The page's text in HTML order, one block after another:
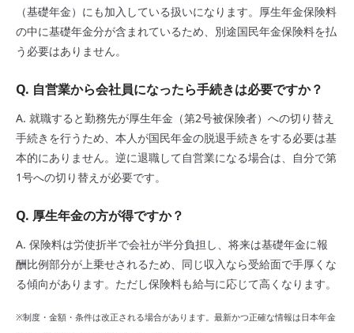
（基礎年金）にも加入している扱いになります。厚生年金保険料
の中に基礎年金分が含まれているため、別途国民年金保険料を払
う必要はありません。
Q. 自営業から会社員になったら手続きは必要ですか？
A. 就職すると勤務先が厚生年金（第2号被保険者）への切り替え
手続きを行うため、本人が国民年金の脱退手続きをする必要は基
本的にありません。逆に退職して自営業になる場合は、自分で第
1号への切り替えが必要です。
Q. 厚生年金の方が得ですか？
A. 保険料は労使折半で会社が半分負担し、将来は基礎年金に報
酬比例部分が上乗せされるため、同じ収入なら受給面で手厚くな
る傾向があります。ただし保険料も給与に応じて高くなります。
※制度・金額・条件は改正される場合があります。最新かつ正確な情報は日本年金